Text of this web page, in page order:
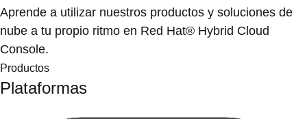
Aprende a utilizar nuestros productos y soluciones de
nube a tu propio ritmo en Red Hat® Hybrid Cloud
Console.
Productos
Plataformas